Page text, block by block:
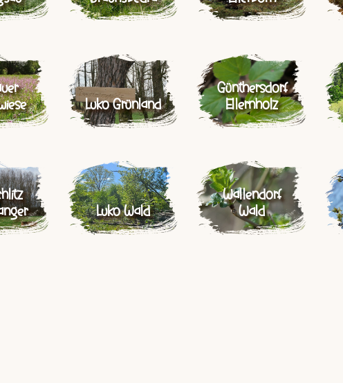
Luko Grünland
Günthersdorf
Ellernholz
Luko Wald
Wallendorf
Wald